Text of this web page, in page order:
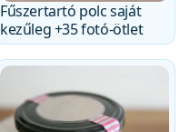
Fűszertartó polc saját
kezűleg +35 fotó-ötlet